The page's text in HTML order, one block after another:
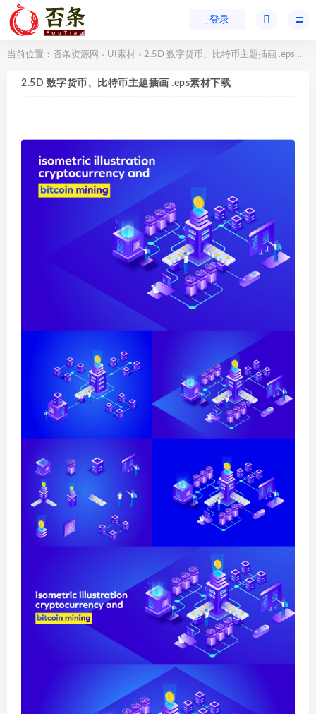
登录
当前位置： 否条资源网 > UI素材 > 2.5D 数字货币、比特币主题插画 .eps素材下载
2.5D 数字货币、比特币主题插画 .eps素材下载